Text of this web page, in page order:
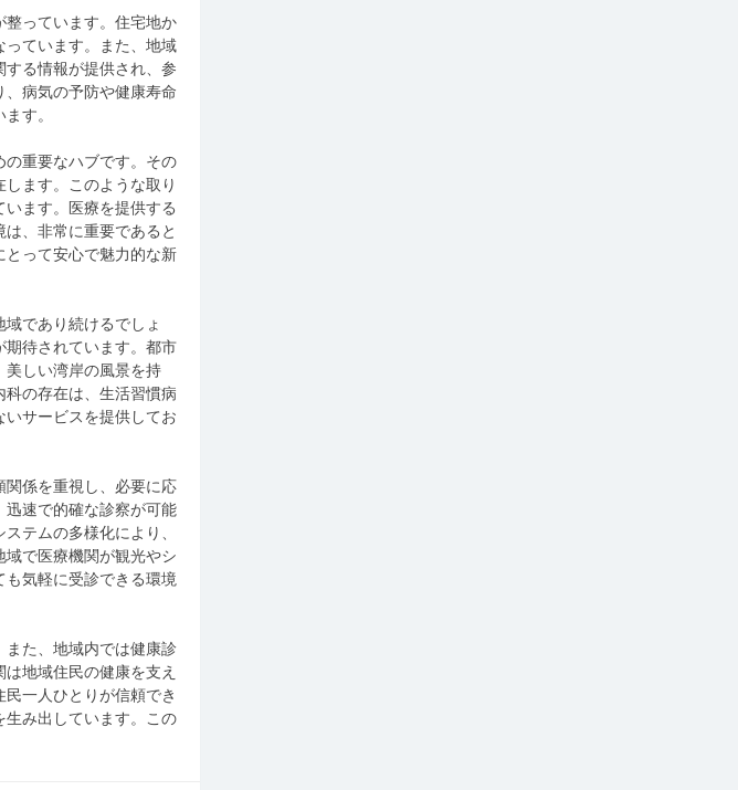
っています。住宅地か
ています。また、地域
る情報が提供され、参
病気の予防や健康寿命
す。
重要なハブです。その
ます。このような取り
ます。医療を提供する
、非常に重要であると
って安心で魅力的な新
であり続けるでしょ
待されています。都市
しい湾岸の風景を持
の存在は、生活習慣病
サービスを提供してお
係を重視し、必要に応
迅速で的確な診察が可能
テムの多様化により、
で医療機関が観光やシ
も気軽に受診できる環境
た、地域内では健康診
地域住民の健康を支え
一人ひとりが信頼でき
み出しています。この